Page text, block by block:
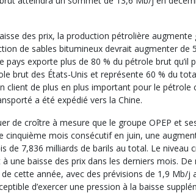
des prix, la production pétrolière
de sables bitumineux devrait augmenter
pays exporte plus de 80 % du pétrole brut
brut des États-Unis et représente 60 % du
de plus en plus important pour le pétrole
a été expédié vers la Chine.
croître à mesure que le groupe OPEP et
mois consécutif en juin, une
7,836 milliards de barils au total. Le niveau
une baisse des prix dans les derniers mois.
cette année, avec des prévisions de 1,9 Mb/
d’exercer une pression à la baisse